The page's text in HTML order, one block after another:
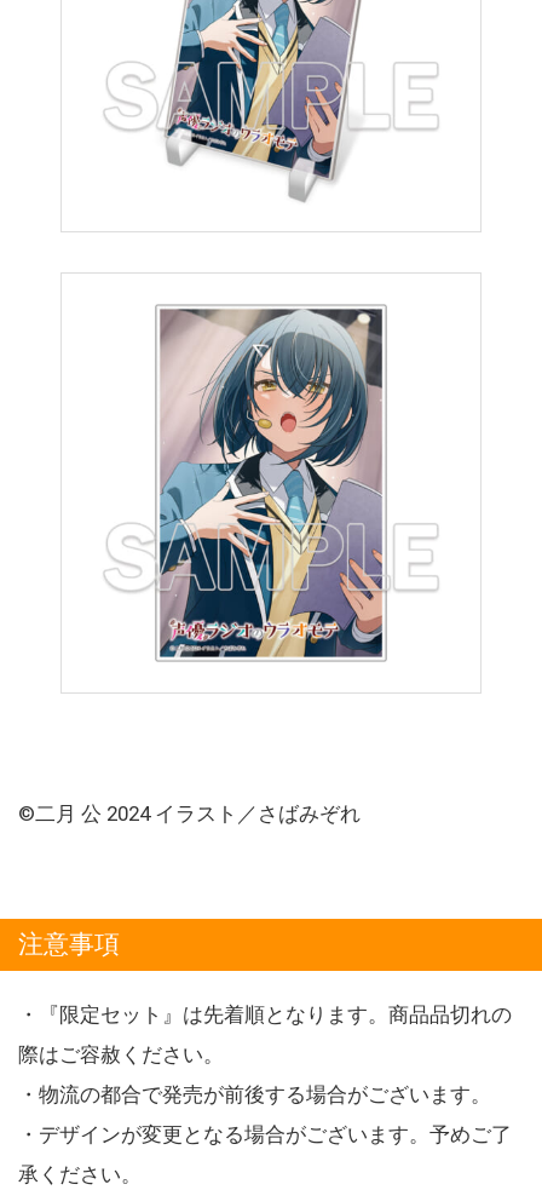
©二月 公 2024 イラスト／さばみぞれ
注意事項
・『限定セット』は先着順となります。商品品切れの
際はご容赦ください。
・物流の都合で発売が前後する場合がございます。
・デザインが変更となる場合がございます。予めご了
承ください。